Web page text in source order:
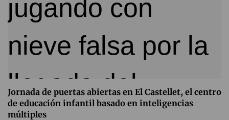
Jornada de puertas abiertas en El Castellet, el centro
de educación infantil basado en inteligencias
múltiples